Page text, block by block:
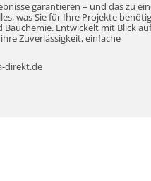
garantieren – und das zu
was Sie für Ihre Projekte
Entwickelt mit Blick
Zuverlässigkeit, einfache
direkt.de